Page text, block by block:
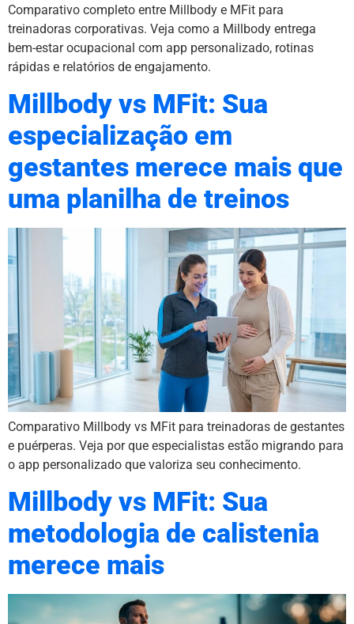
Comparativo completo entre Millbody e MFit para
treinadoras corporativas. Veja como a Millbody entrega
bem-estar ocupacional com app personalizado, rotinas
rápidas e relatórios de engajamento.
Millbody vs MFit: Sua
especialização em
gestantes merece mais que
uma planilha de treinos
Comparativo Millbody vs MFit para treinadoras de gestantes
e puérperas. Veja por que especialistas estão migrando para
o app personalizado que valoriza seu conhecimento.
Millbody vs MFit: Sua
metodologia de calistenia
merece mais